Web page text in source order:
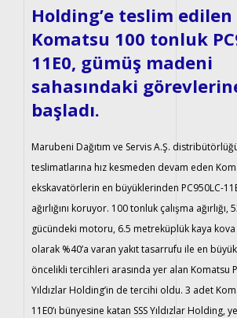
İletişim
Holding’e teslim
Komatsu 100 tonluk
11E0, gümüş madeni
sahasındaki
başladı.
Marubeni Dağıtım ve Servis A.Ş.
teslimatlarına hız kesmeden devam eden
ekskavatörlerin en büyüklerinden PC950LC-
ağırlığını koruyor. 100 tonluk çalışma ağırlığı,
gücündeki motoru, 6.5 metreküplük kaya
olarak %40’a varan yakıt tasarrufu ile en
öncelikli tercihleri arasında yer alan Komatsu
Yıldızlar Holding’in de tercihi oldu. 3 adet
11E0’ı bünyesine katan SSS Yıldızlar Holding,